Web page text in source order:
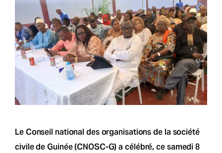
Le Conseil national des organisations de la société
civile de Guinée (CNOSC-G) a célébré, ce samedi 8